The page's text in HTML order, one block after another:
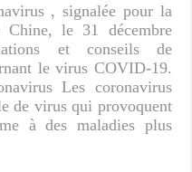
, signalée pour la
le 31 décembre
et conseils de
le virus COVID-19.
Les coronavirus
de virus qui provoquent
à des maladies plus